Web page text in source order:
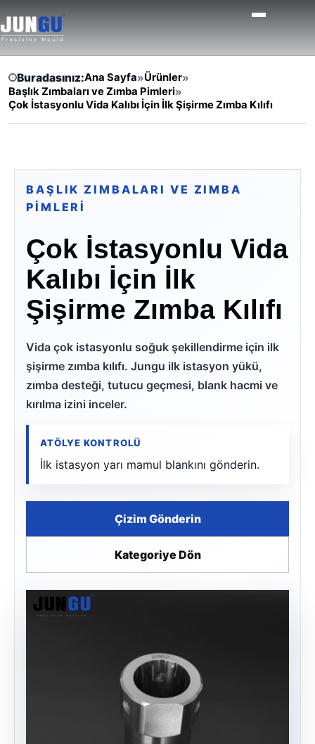
Buradasınız:Ana Sayfa»Ürünler»
Başlık Zımbaları ve Zımba Pimleri»
Çok İstasyonlu Vida Kalıbı İçin İlk Şişirme Zımba Kılıfı
BAŞLIK ZIMBALARI VE ZIMBA
PIMLERI
Çok İstasyonlu Vida
Kalıbı İçin İlk
Şişirme Zımba Kılıfı
Vida çok istasyonlu soğuk şekillendirme için ilk
şişirme zımba kılıfı. Jungu ilk istasyon yükü,
zımba desteği, tutucu geçmesi, blank hacmi ve
kırılma izini inceler.
ATÖLYE KONTROLÜ
İlk istasyon yarı mamul blankını gönderin.
Çizim Gönderin
Kategoriye Dön